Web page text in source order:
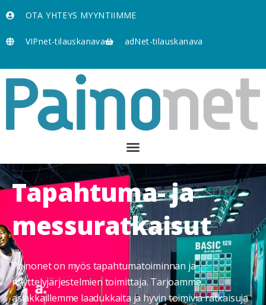
OTA YHTEYS MYYNTIIMME
VIPnet-tilauskanava adNet-tilauskanava
Tapahtuma- ja
messuratkaisut
Painonet on myös tapahtumatoiminnan ja
näyttelyjärjestelmien toimittaja. Tarjoamme
asiakkaillemme laadukkaita ja hyvin toimivia ratkaisuja